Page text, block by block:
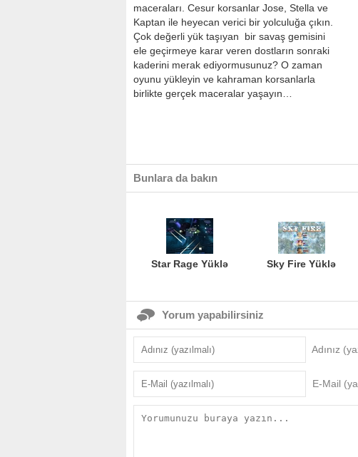
maceraları. Cesur korsanlar Jose, Stella ve
Kaptan ile heyecan verici bir yolculuğa çıkın.
Çok değerli yük taşıyan bir savaş gemisini
ele geçirmeye karar veren dostların sonraki
kaderini merak ediyormusunuz? O zaman
oyunu yükleyin ve kahraman korsanlarla
birlikte gerçek maceralar yaşayın…
Bunlara da bakın
Star Rage Yüklə Sky Fire Yüklə
Yorum yapabilirsiniz
Adınız
E-Mail